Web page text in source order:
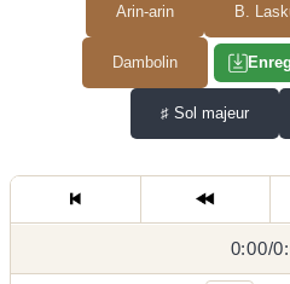
Arin-arin B.
Dambolin
♯ Sol majeur
0:00
0:00/